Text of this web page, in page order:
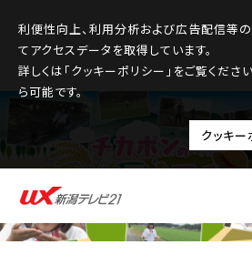
利便性向上、利用分析および広告配信等
てアクセスデータを取得しています。
詳しくは「クッキーポリシー」をご覧くださ
ら可能です。
クッキー